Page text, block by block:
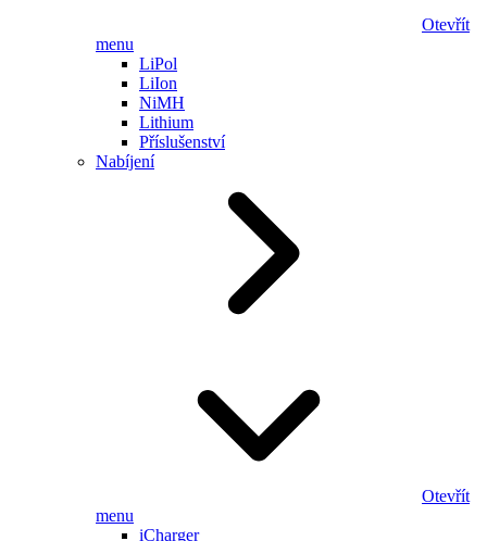
Otevřít
menu
LiPol
LiIon
NiMH
Lithium
Příslušenství
Nabíjení
Otevřít
menu
iCharger